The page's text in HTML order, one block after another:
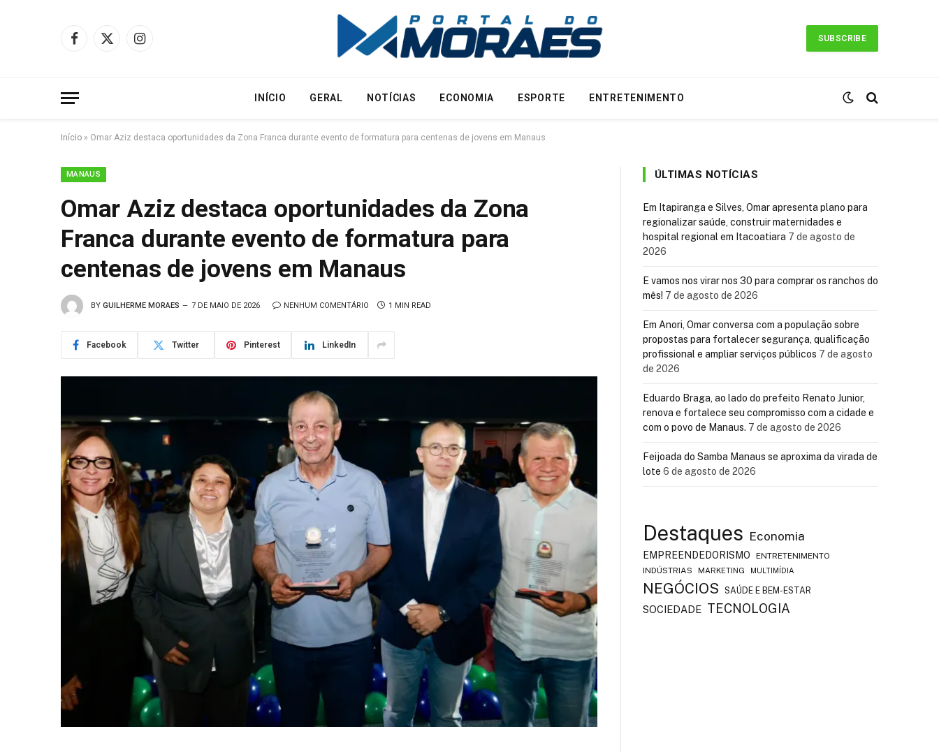
Facebook
X
Instagram
SUBSCRIBE
INÍCIO GERAL NOTÍCIAS ECONOMIA ESPORTE ENTRETENIMENTO
Início » Omar Aziz destaca oportunidades da Zona Franca durante evento de formatura para centenas de jovens em Manaus
MANAUS
Omar Aziz destaca oportunidades da Zona
Franca durante evento de formatura para
centenas de jovens em Manaus
BY GUILHERME MORAES 7 DE MAIO DE 2026 NENHUM COMENTÁRIO 1 MIN READ
Facebook Twitter Pinterest LinkedIn
ÚLTIMAS NOTÍCIAS
Em Itapiranga e Silves, Omar apresenta plano para
regionalizar saúde, construir maternidades e
hospital regional em Itacoatiara 7 de agosto de
2026
E vamos nos virar nos 30 para comprar os ranchos do
mês! 7 de agosto de 2026
Em Anori, Omar conversa com a população sobre
propostas para fortalecer segurança, qualificação
profissional e ampliar serviços públicos 7 de agosto
de 2026
Eduardo Braga, ao lado do prefeito Renato Junior,
renova e fortalece seu compromisso com a cidade e
com o povo de Manaus. 7 de agosto de 2026
Feijoada do Samba Manaus se aproxima da virada de
lote 6 de agosto de 2026
Destaques Economia
EMPREENDEDORISMO
ENTRETENIMENTO
INDÚSTRIAS
MARKETING MULTIMÍDIA
NEGÓCIOS SAÚDE E BEM-ESTAR
SOCIEDADE TECNOLOGIA